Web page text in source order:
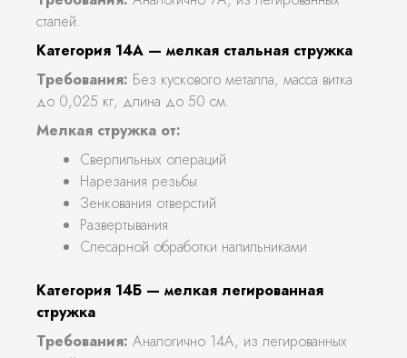
сталей.
Категория 14А — мелкая стальная стружка
Требования: Без кускового металла, масса витка
до 0,025 кг, длина до 50 см.
Мелкая стружка от:
Сверлильных операций
Нарезания резьбы
Зенкования отверстий
Развертывания
Слесарной обработки напильниками
Категория 14Б — мелкая легированная
стружка
Требования: Аналогично 14А, из легированных